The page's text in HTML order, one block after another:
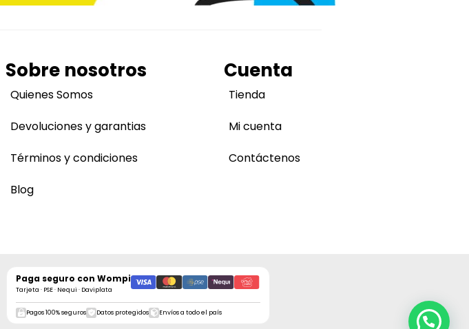
Sobre nosotros
Quienes Somos
Devoluciones y garantias
Términos y condiciones
Blog
Cuenta
Tienda
Mi cuenta
Contáctenos
Paga seguro con Wompi
Tarjeta · PSE · Nequi · Daviplata
Pagos 100% seguros Datos protegidos Envíos a todo el país